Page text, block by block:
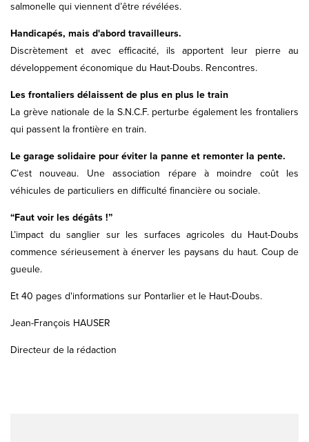
salmonelle qui viennent d’être révélées.
Handicapés, mais d'abord travailleurs.
Discrètement et avec efficacité, ils apportent leur pierre au
développement économique du Haut-Doubs. Rencontres.
Les frontaliers délaissent de plus en plus le train
La grève nationale de la S.N.C.F. perturbe également les frontaliers
qui passent la frontière en train.
Le garage solidaire pour éviter la panne et remonter la pente.
C’est nouveau. Une association répare à moindre coût les
véhicules de particuliers en difficulté financière ou sociale.
“Faut voir les dégâts !”
L’impact du sanglier sur les surfaces agricoles du Haut-Doubs
commence sérieusement à énerver les paysans du haut. Coup de
gueule.
Et 40 pages d'informations sur Pontarlier et le Haut-Doubs.
Jean-François HAUSER
Directeur de la rédaction